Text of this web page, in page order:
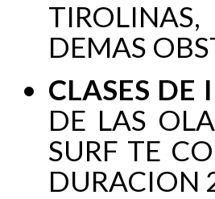
DEMAS
CLASES DE
DE LAS
SURF TE
DURACION